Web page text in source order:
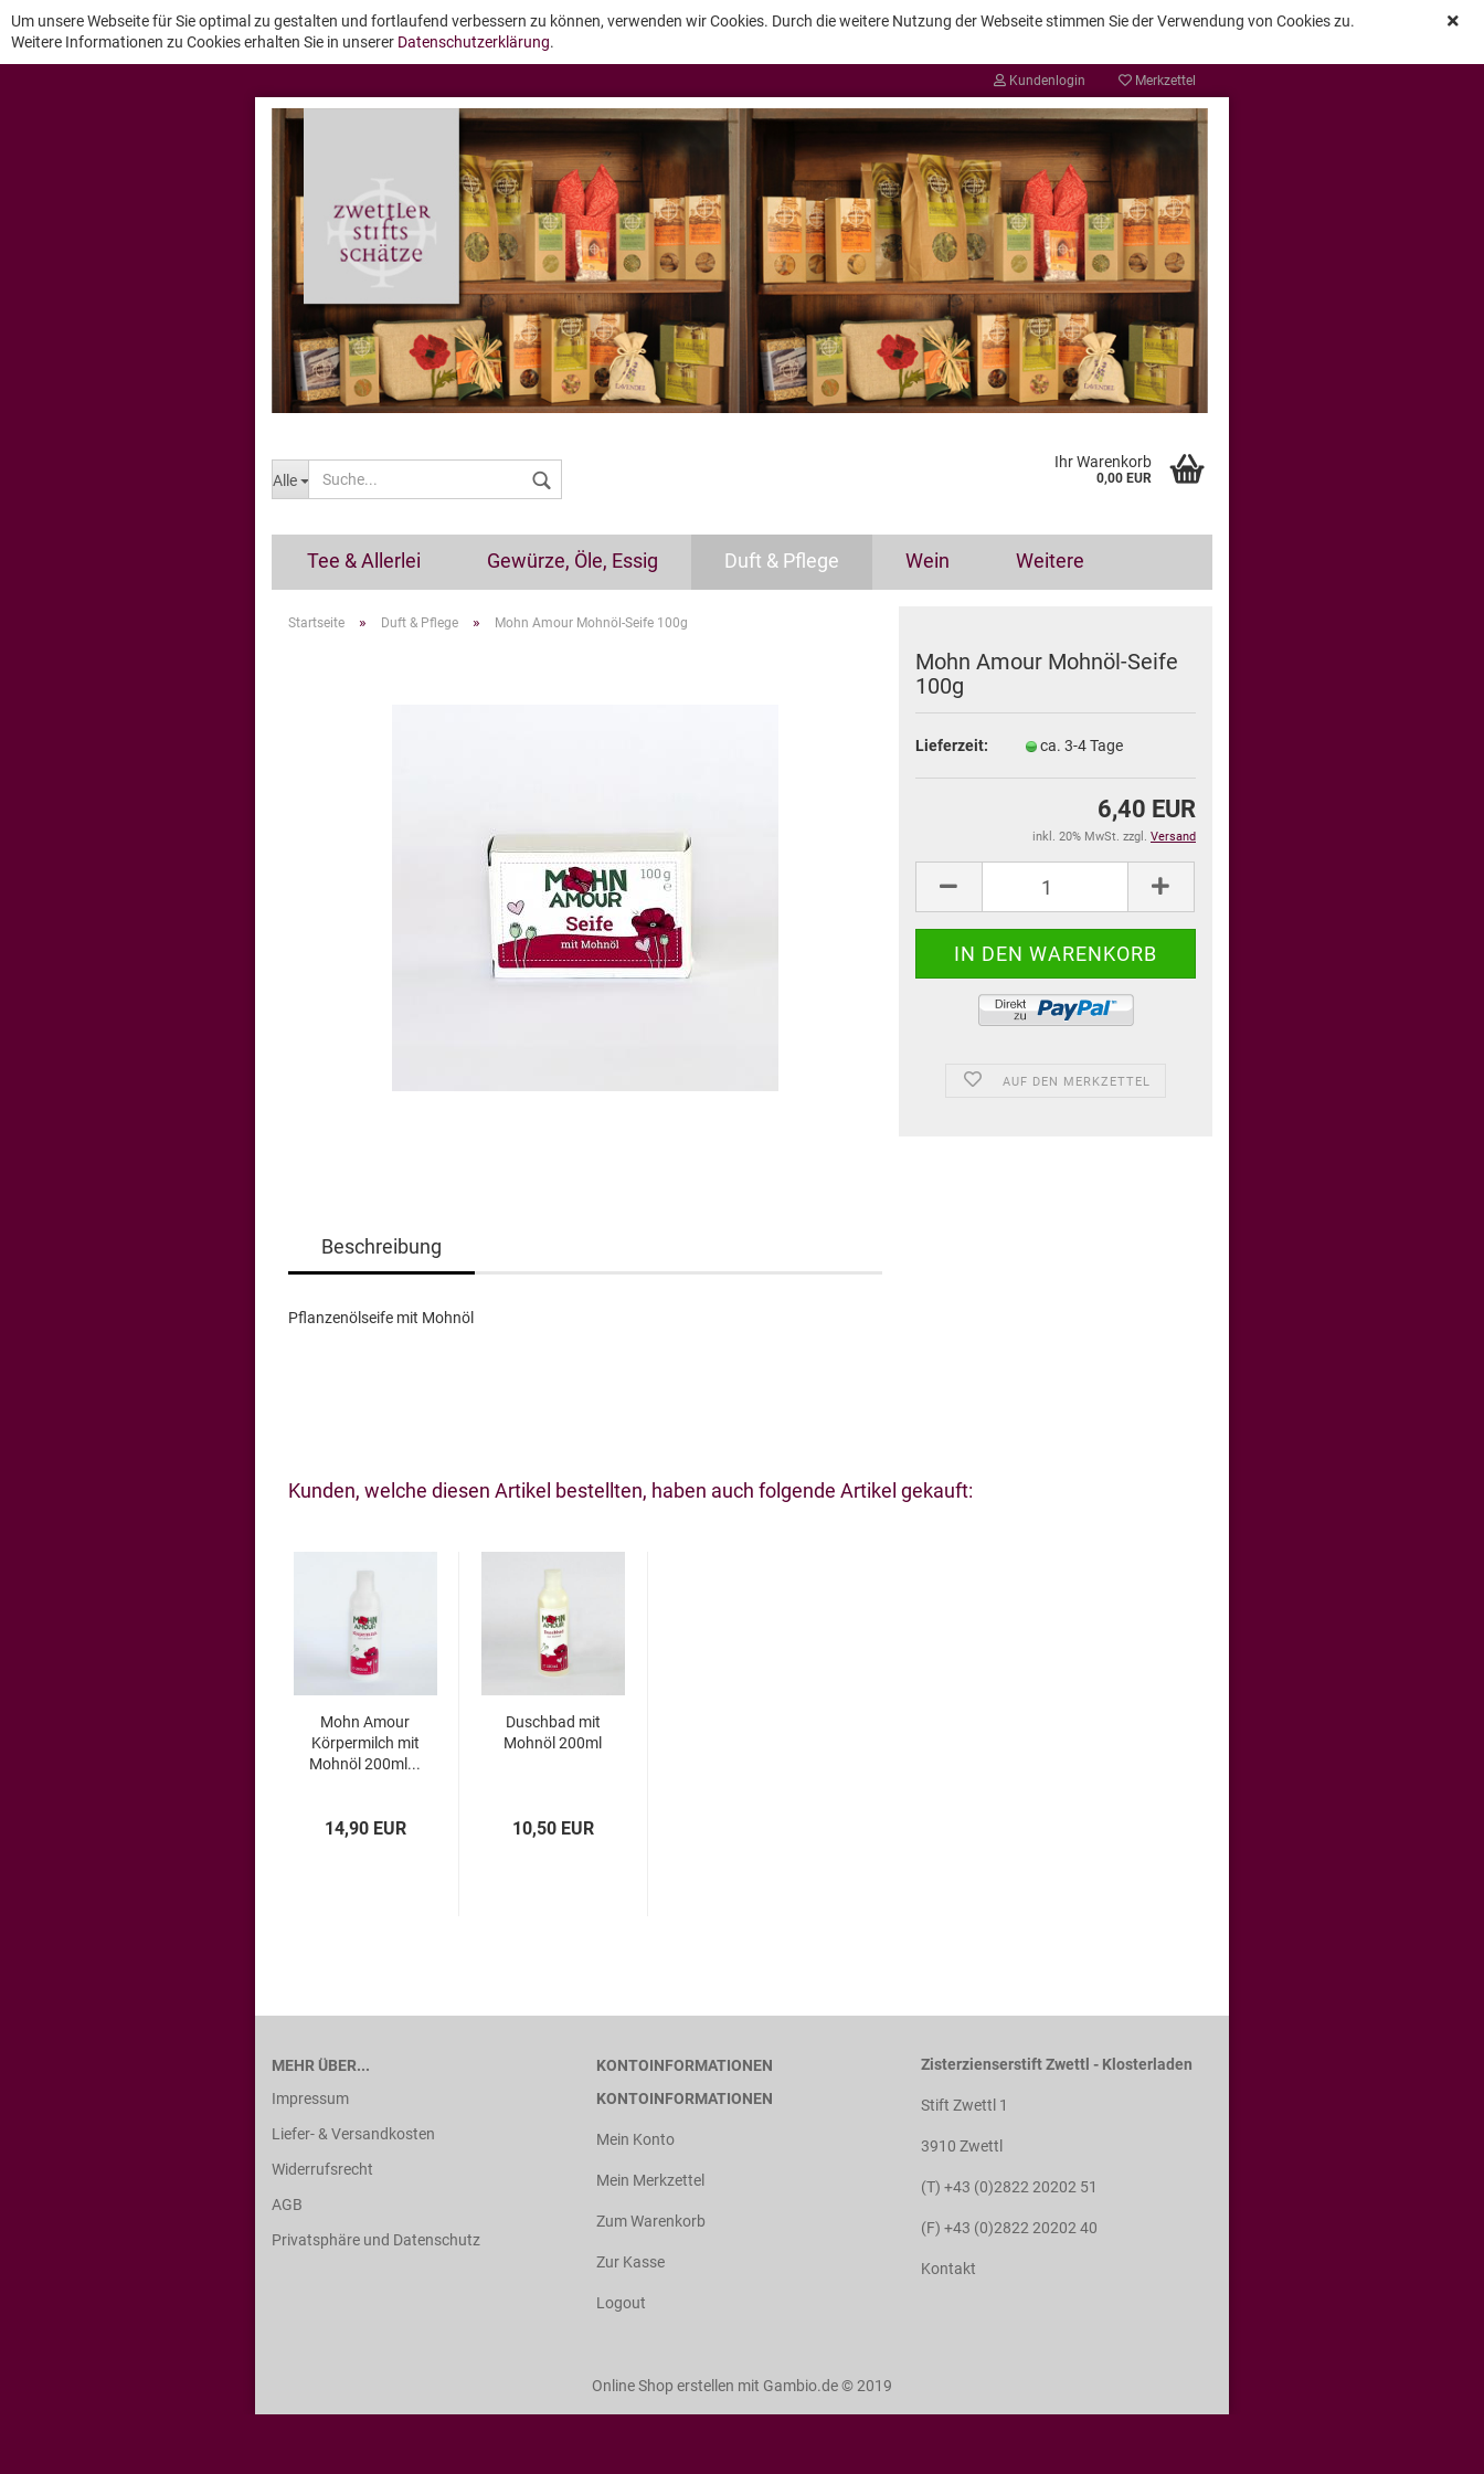
Kundenlogin
Konto erstellen
Passwort vergessen?
Merkzettel
Alle
Ihr Warenkorb
0,00 EUR
Um unsere Webseite für Sie optimal zu gestalten und fortlaufend verbessern zu können, verwenden wir Cookies. Durch die weitere Nutzung der Webseite stimmen Sie der Verwendung von Cookies zu.
Weitere Informationen zu Cookies erhalten Sie in unserer Datenschutzerklärung.
Tee & Allerlei Gewürze, Öle, Essig Duft & Pflege Wein Weitere
Startseite » Duft & Pflege » Mohn Amour Mohnöl-Seife 100g
Mohn Amour Mohnöl-Seife
100g
Lieferzeit: ca. 3-4 Tage
6,40 EUR
inkl. 20% MwSt. zzgl. Versand
AUF DEN MERKZETTEL
Beschreibung
Pflanzenölseife mit Mohnöl
Kunden, welche diesen Artikel bestellten, haben auch folgende Artikel gekauft:
Mohn Amour
Körpermilch mit
Mohnöl 200ml...
14,90 EUR
Duschbad mit
Mohnöl 200ml
10,50 EUR
MEHR ÜBER...
Impressum
Liefer- & Versandkosten
Widerrufsrecht
AGB
Privatsphäre und Datenschutz
KONTOINFORMATIONEN
KONTOINFORMATIONEN
Mein Konto
Mein Merkzettel
Zum Warenkorb
Zur Kasse
Logout
Zisterzienserstift Zwettl - Klosterladen
Stift Zwettl 1
3910 Zwettl
(T) +43 (0)2822 20202 51
(F) +43 (0)2822 20202 40
Kontakt
Online Shop erstellen mit Gambio.de © 2019